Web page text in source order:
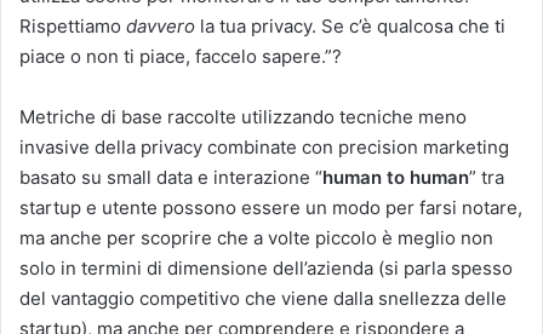
Rispettiamo davvero la tua privacy. Se c’è qualcosa che ti
piace o non ti piace, faccelo sapere.”?
Metriche di base raccolte utilizzando tecniche meno
invasive della privacy combinate con precision marketing
basato su small data e interazione “human to human” tra
startup e utente possono essere un modo per farsi notare,
ma anche per scoprire che a volte piccolo è meglio non
solo in termini di dimensione dell’azienda (si parla spesso
del vantaggio competitivo che viene dalla snellezza delle
startup), ma anche per comprendere e rispondere a